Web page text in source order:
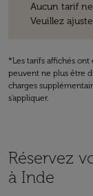
Aucun tarif
Veuillez
*Les tarifs affichés
peuvent ne plus être
charges
s'appliquer.
Réservez
à Inde